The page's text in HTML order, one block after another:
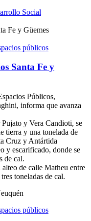
Social
públicos
Santa Fe y
Públicos,
informa que avanza
y Vera Candioti, se
tierra y una tonelada de
Cruz y Antártida
y escarificado, donde se
de cal.
de calle Matheu entre
toneladas de cal.
públicos